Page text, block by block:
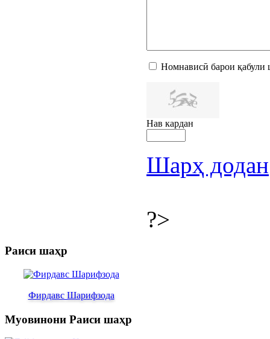
Номнависӣ барои қабули
Нав кардан
Шарҳ додан
?>
Раиси шаҳр
Фирдавс Шарифзода
Муовинони Раиси шаҳр